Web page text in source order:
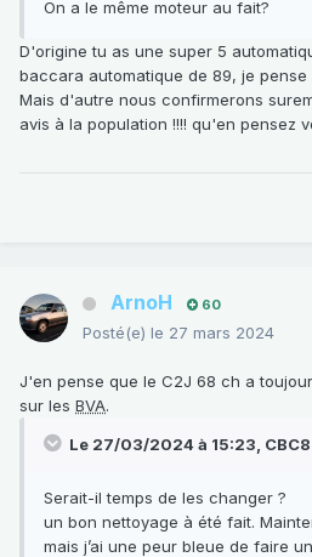
On a le même moteur au fait?
D'origine tu as une super 5
baccara automatique de 89, je
Mais d'autre nous confirmerons
avis à la population !!!! qu'en pensez
ArnoH 60
Posté(e) le 27 mars 2024
J'en pense que le C2J 68 ch a
sur les BVA.
Le 27/03/2024 à 15:23,
Serait-il temps de les changer ?
un bon nettoyage à été fait.
mais j’ai une peur bleue de faire